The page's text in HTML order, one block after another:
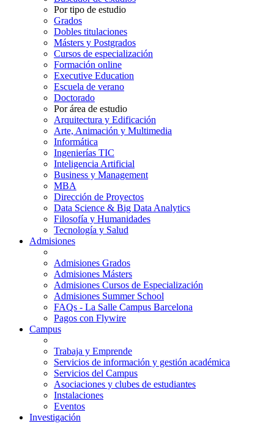
Por tipo de estudio
Grados
Dobles titulaciones
Másters y Postgrados
Cursos de especialización
Formación online
Executive Education
Escuela de verano
Doctorado
Por área de estudio
Arquitectura y Edificación
Arte, Animación y Multimedia
Informática
Ingenierías TIC
Inteligencia Artificial
Business y Management
MBA
Dirección de Proyectos
Data Science & Big Data Analytics
Filosofía y Humanidades
Tecnología y Salud
Admisiones
Admisiones Grados
Admisiones Másters
Admisiones Cursos de Especialización
Admisiones Summer School
FAQs - La Salle Campus Barcelona
Pagos con Flywire
Campus
Trabaja y Emprende
Servicios de información y gestión académica
Servicios del Campus
Asociaciones y clubes de estudiantes
Instalaciones
Eventos
Investigación